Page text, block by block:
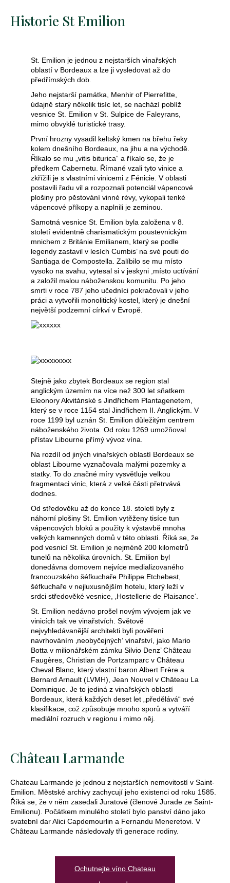
Historie St Emilion
St. Emilion je jednou z nejstarších vinařských
oblastí v Bordeaux a lze ji vysledovat až do
předřímských dob.
Jeho nejstarší památka, Menhir of Pierrefitte,
údajně starý několik tisíc let, se nachází poblíž
vesnice St. Emilion v St. Sulpice de Faleyrans,
mimo obvyklé turistické trasy.
První hrozny vysadil keltský kmen na břehu řeky
kolem dnešního Bordeaux, na jihu a na východě.
Říkalo se mu „vitis biturica“ a říkalo se, že je
předkem Cabernetu. Římané vzali tyto vinice a
zkřížili je s vlastními vinicemi z Fénicie. V oblasti
postavili řadu vil a rozpoznali potenciál vápencové
plošiny pro pěstování vinné révy, vykopali tenké
vápencové příkopy a naplnili je zeminou.
Samotná vesnice St. Emilion byla založena v 8.
století evidentně charismatickým poustevnickým
mnichem z Británie Emilianem, který se podle
legendy zastavil v lesích Cumbis’ na své pouti do
Santiaga de Compostella. Zalíbilo se mu místo
vysoko na svahu, vytesal si v jeskyni ,místo uctívání
a založil malou náboženskou komunitu. Po jeho
smrti v roce 787 jeho učedníci pokračovali v jeho
práci a vytvořili monolitický kostel, který je dnešní
největší podzemní církví v Evropě.
Stejně jako zbytek Bordeaux se region stal
anglickým územím na více než 300 let sňatkem
Eleonory Akvitánské s Jindřichem Plantagenetem,
který se v roce 1154 stal Jindřichem II. Anglickým. V
roce 1199 byl uznán St. Emilion důležitým centrem
náboženského života. Od roku 1269 umožňoval
přístav Libourne přímý vývoz vína.
Na rozdíl od jiných vinařských oblastí Bordeaux se
oblast Libourne vyznačovala malými pozemky a
statky. To do značné míry vysvětluje velkou
fragmentaci vinic, která z velké části přetrvává
dodnes.
Od středověku až do konce 18. století byly z
náhorní plošiny St. Emilion vytěženy tisíce tun
vápencových bloků a použity k výstavbě mnoha
velkých kamenných domů v této oblasti. Říká se, že
pod vesnicí St. Emilion je nejméně 200 kilometrů
tunelů na několika úrovních. St. Emilion byl
donedávna domovem nejvíce medializovaného
francouzského šéfkuchaře Philippe Etchebest,
šéfkuchaře v nejluxusnějším hotelu, který leží v
srdci středověké vesnice, ‚Hostellerie de Plaisance‘.
St. Emilion nedávno prošel novým vývojem jak ve
vinicích tak ve vinařstvích. Světově
nejvyhledávanější architekti byli pověřeni
navrhováním ‚neobyčejných‘ vinařství, jako Mario
Botta v milionářském zámku Silvio Denz’ Château
Faugères, Christian de Portzamparc v Château
Cheval Blanc, který vlastní baron Albert Frère a
Bernard Arnault (LVMH), Jean Nouvel v Château La
Dominique. Je to jediná z vinařských oblastí
Bordeaux, která každých deset let „předělává“ své
klasifikace, což způsobuje mnoho sporů a vytváří
mediální rozruch v regionu i mimo něj.
Château Larmande
Chateau Larmande je jednou z nejstarších nemovitostí v Saint-
Emilion. Městské archivy zachycují jeho existenci od roku 1585.
Říká se, že v něm zasedali Juratové (členové Jurade ze Saint-
Emilionu). Počátkem minulého století bylo panství dáno jako
svatební dar Alici Capdemourlin a Fernandu Meneretovi. V
Château Larmande následovaly tři generace rodiny.
Ochutnejte víno Chateau
p
degustační
riesling,
mosela
rheingau
Původně: